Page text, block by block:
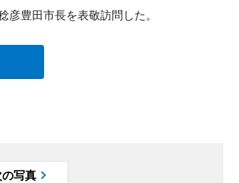
豊田市長を表敬訪問した。
の写真